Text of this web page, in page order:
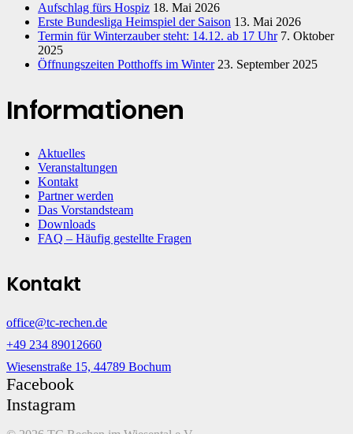
Aufschlag fürs Hospiz 18. Mai 2026
Erste Bundesliga Heimspiel der Saison 13. Mai 2026
Termin für Winterzauber steht: 14.12. ab 17 Uhr 7. Oktober
2025
Öffnungszeiten Potthoffs im Winter 23. September 2025
Informationen
Aktuelles
Veranstaltungen
Kontakt
Partner werden
Das Vorstandsteam
Downloads
FAQ – Häufig gestellte Fragen
Kontakt
office@tc-rechen.de
+49 234 89012660
Wiesenstraße 15, 44789 Bochum
Facebook
Instagram